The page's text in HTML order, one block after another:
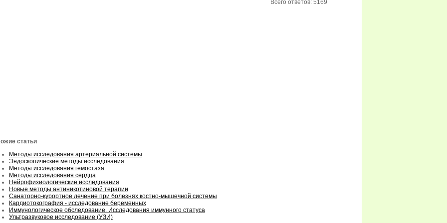
статьи
Методы исследования артериальной системы
Эндоскопические методы исследования
Методы исследования гемостаза
Методы исследования сердца
Нейрофизиологические исследования
Новые методы антиникотиновой терапии
Санаторно-курортное лечение при болезнях костно-мышечной системы
Кардиотокография - исследование беременных
Иммунологическое обследование. Исследования иммунного статуса
Ультразвуковое исследование (УЗИ)
Всего ответов: 5169